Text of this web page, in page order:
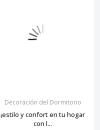
Decoración del Dormitorio
¡estilo y confort en tu hogar
con l...